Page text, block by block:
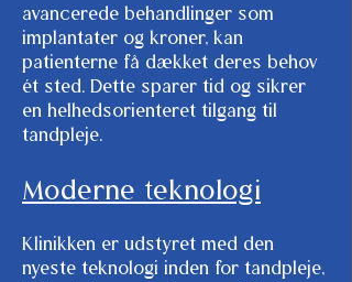
avancerede behandlinger som
implantater og kroner, kan
patienterne få dækket deres behov
ét sted. Dette sparer tid og sikrer
en helhedsorienteret tilgang til
tandpleje.
Moderne teknologi
Klinikken er udstyret med den
nyeste teknologi inden for tandpleje,